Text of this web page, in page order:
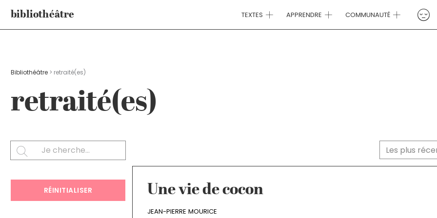
contenu
bibliothéâtre TEXTES APPRENDRE COMMUNAUTÉ
Bibliothéâtre > retraité(es)
retraité(es)
SEARCH
Rechercher
RÉINITIALISER
TRI DES TEXTES
Trier le
Une vie de cocon
JEAN-PIERRE MOURICE